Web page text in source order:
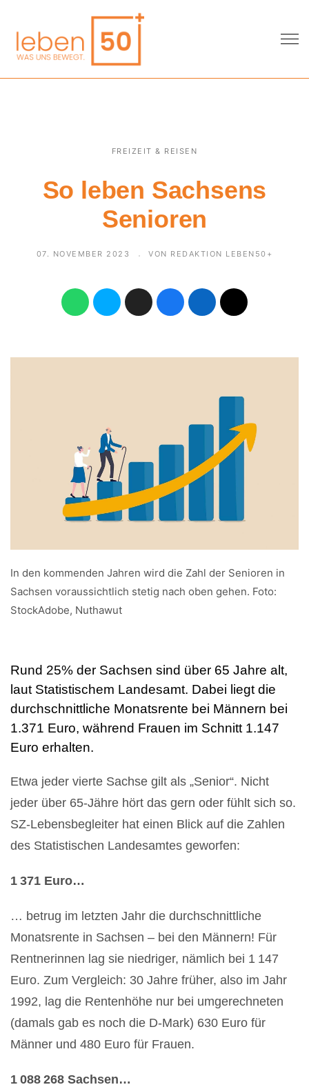
FREIZEIT & REISEN
So leben Sachsens
Senioren
07. NOVEMBER 2023 VON REDAKTION LEBEN50+
In den kommenden Jahren wird die Zahl der Senioren in
Sachsen voraussichtlich stetig nach oben gehen. Foto:
StockAdobe, Nuthawut
Rund 25% der Sachsen sind über 65 Jahre alt,
laut Statistischem Landesamt. Dabei liegt die
durchschnittliche Monatsrente bei Männern bei
1.371 Euro, während Frauen im Schnitt 1.147
Euro erhalten.
Etwa jeder vierte Sachse gilt als „Senior“. Nicht
jeder über 65-Jähre hört das gern oder fühlt sich so.
SZ-Lebensbegleiter hat einen Blick auf die Zahlen
des Statistischen Landesamtes geworfen:
1 371 Euro…
… betrug im letzten Jahr die durchschnittliche
Monatsrente in Sachsen – bei den Männern! Für
Rentnerinnen lag sie niedriger, nämlich bei 1 147
Euro. Zum Vergleich: 30 Jahre früher, also im Jahr
1992, lag die Rentenhöhe nur bei umgerechneten
(damals gab es noch die D-Mark) 630 Euro für
Männer und 480 Euro für Frauen.
1 088 268 Sachsen…